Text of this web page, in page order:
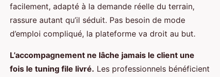
facilement, adapté à la demande réelle du terrain,
rassure autant qu’il séduit. Pas besoin de mode
d’emploi compliqué, la plateforme va droit au but.
L’accompagnement ne lâche jamais le client une
fois le tuning file livré. Les professionnels bénéficient